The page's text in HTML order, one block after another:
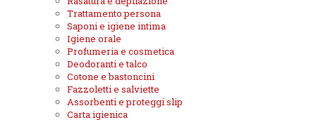
Trattamento persona
Saponi e igiene intima
Igiene orale
Profumeria e cosmetica
Deodoranti e talco
Cotone e bastoncini
Fazzoletti e salviette
Assorbenti e proteggi slip
Carta igienica